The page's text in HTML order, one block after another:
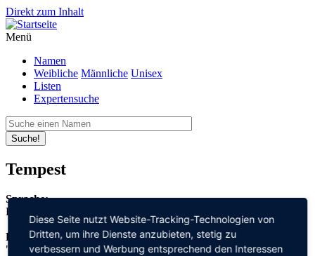
Direkt zum Inhalt
Menü
Namen
Weibliche Männliche Unisex
Listen
Expertensuche
Suche!
Tempest
Sprache:
Englisch
Bedeutung:
"Sturm"
Diese Seite nutzt Website-Tracking-Technologien von
Dritten, um ihre Dienste anzubieten, stetig zu
verbessern und Werbung entsprechend den Interessen